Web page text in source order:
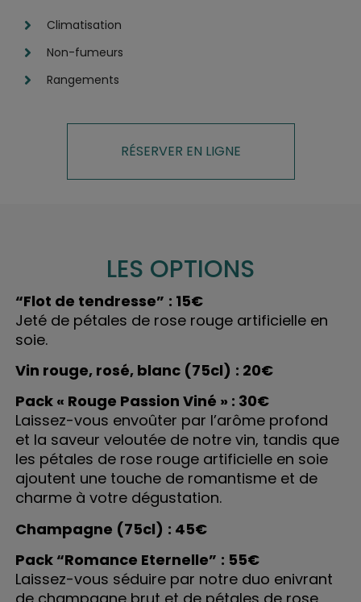
Climatisation
Non-fumeurs
Rangements
RÉSERVER EN LIGNE
LES OPTIONS
“Flot de tendresse” : 15€
Jeté de pétales de rose rouge artificielle en
soie.
Vin rouge, rosé, blanc (75cl) : 20€
Pack « Rouge Passion Viné » : 30€
Laissez-vous envoûter par l’arôme profond
et la saveur veloutée de notre vin, tandis que
les pétales de rose rouge artificielle en soie
ajoutent une touche de romantisme et de
charme à votre dégustation.
Champagne (75cl) : 45€
Pack “Romance Eternelle” : 55€
Laissez-vous séduire par notre duo enivrant